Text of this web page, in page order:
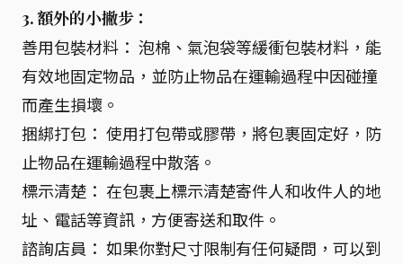
3. 額外的小撇步：
善用包裝材料： 泡棉、氣泡袋等緩衝包裝材料，能
有效地固定物品，並防止物品在運輸過程中因碰撞
而產生損壞。
捆綁打包： 使用打包帶或膠帶，將包裹固定好，防
止物品在運輸過程中散落。
標示清楚： 在包裹上標示清楚寄件人和收件人的地
址、電話等資訊，方便寄送和取件。
諮詢店員： 如果你對尺寸限制有任何疑問，可以到